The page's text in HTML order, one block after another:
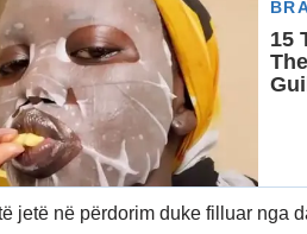
jetë në përdorim duke filluar nga